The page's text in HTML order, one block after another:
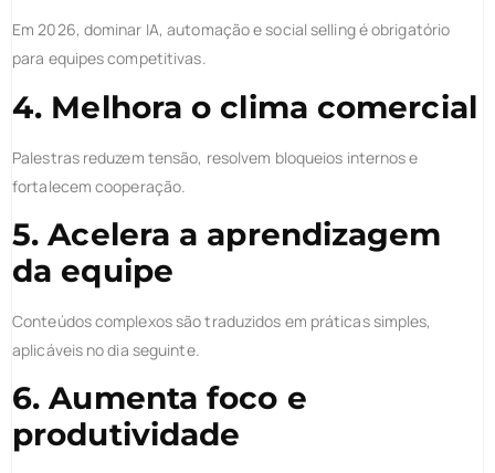
Em 2026, dominar IA, automação e social selling é obrigatório
para equipes competitivas.
4. Melhora o clima comercial
Palestras reduzem tensão, resolvem bloqueios internos e
fortalecem cooperação.
5. Acelera a aprendizagem
da equipe
Conteúdos complexos são traduzidos em práticas simples,
aplicáveis no dia seguinte.
6. Aumenta foco e
produtividade